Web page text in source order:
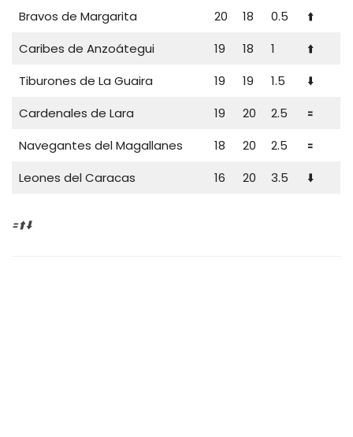
Bravos de Margarita
20 18 0.5
⬆️
Caribes de Anzoátegui
19 18 1
⬆️
Tiburones de La Guaira
19 19 1.5
⬇️
Cardenales de Lara
19 20 2.5
🟰
Navegantes del Magallanes
18 20 2.5
🟰
Leones del Caracas
16 20 3.5 ⬇️
🟰⬆️⬇️